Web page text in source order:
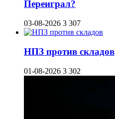
Переиграл?
03-08-2026 3 307
НПЗ против складов
01-08-2026 3 302